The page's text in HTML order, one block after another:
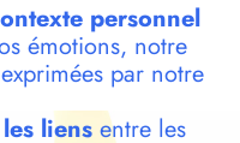
personnel
émotions, notre
par notre
liensentre les